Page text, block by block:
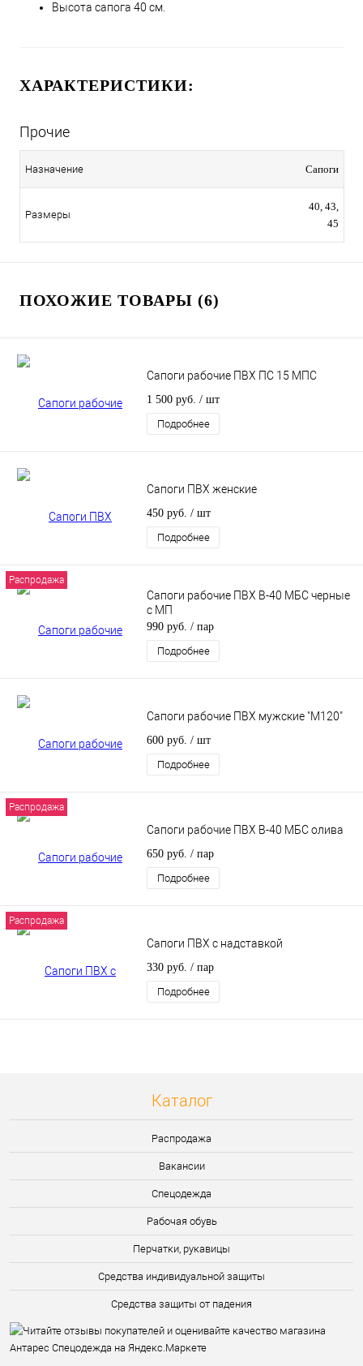
Высота сапога 40 см.
ХАРАКТЕРИСТИКИ:
Прочие
Назначение Сапоги
Размеры
40, 43,
45
ПОХОЖИЕ ТОВАРЫ (6)
Сапоги рабочие ПВХ ПС 15 МПС
1 500 руб. / шт
Подробнее
Сапоги ПВХ женские
450 руб. / шт
Подробнее
Распродажа
Сапоги рабочие ПВХ В-40 МБС черные
с МП
990 руб. / пар
Подробнее
Сапоги рабочие ПВХ мужские "М120"
600 руб. / шт
Подробнее
Распродажа
Сапоги рабочие ПВХ В-40 МБС олива
650 руб. / пар
Подробнее
Распродажа
Сапоги ПВХ с надставкой
330 руб. / пар
Подробнее
Каталог
Распродажа
Вакансии
Спецодежда
Рабочая обувь
Перчатки, рукавицы
Средства индивидуальной защиты
Средства защиты от падения